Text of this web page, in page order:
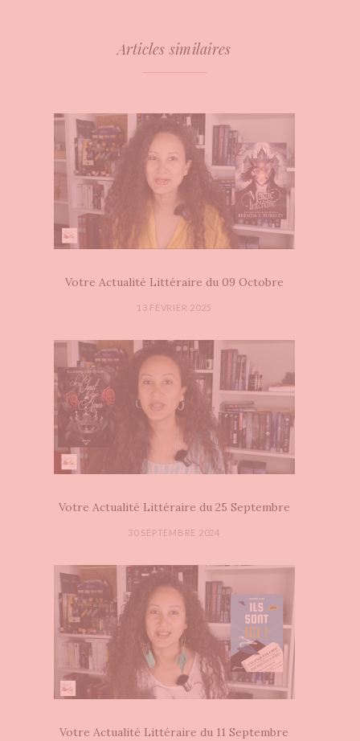
Articles similaires
Votre Actualité Littéraire du 09 Octobre
13 FÉVRIER 2025
Votre Actualité Littéraire du 25 Septembre
30 SEPTEMBRE 2024
Votre Actualité Littéraire du 11 Septembre